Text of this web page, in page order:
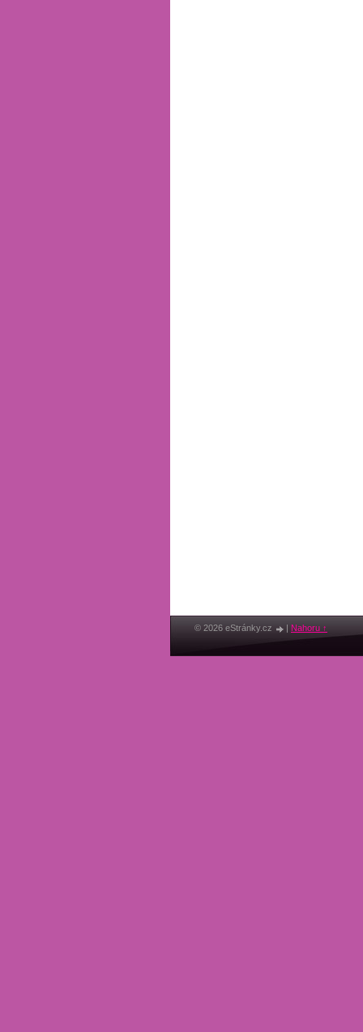
© 2026 eStránky.cz | Nahoru ↑